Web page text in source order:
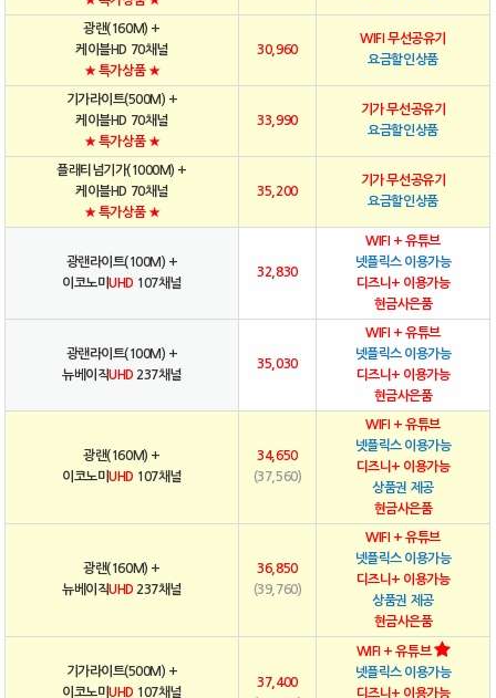
광랜(160M) +
케이블HD 70채널
★ 특가상품 ★
30,960
WIFI 무선공유기
요금할인상품
기가라이트(500M) +
케이블HD 70채널
★ 특가상품 ★
33,990
기가 무선공유기
요금할인상품
플래티넘기가(1000M) +
케이블HD 70채널
★ 특가상품 ★
35,200
기가 무선공유기
요금할인상품
광랜라이트(100M) +
이코노미UHD 107채널
32,830
WIFI + 유튜브
넷플릭스 이용가능
디즈니+ 이용가능
현금사은품
광랜라이트(100M) +
뉴베이직UHD 237채널
35,030
WIFI + 유튜브
넷플릭스 이용가능
디즈니+ 이용가능
현금사은품
광랜(160M) +
이코노미UHD 107채널
34,650
(37,560)
WIFI + 유튜브
넷플릭스 이용가능
디즈니+ 이용가능
상품권 제공
현금사은품
광랜(160M) +
뉴베이직UHD 237채널
36,850
(39,760)
WIFI + 유튜브
넷플릭스 이용가능
디즈니+ 이용가능
상품권 제공
현금사은품
기가라이트(500M) +
이코노미UHD 107채널
37,400
WIFI + 유튜브
넷플릭스 이용가능
디즈니+ 이용가능